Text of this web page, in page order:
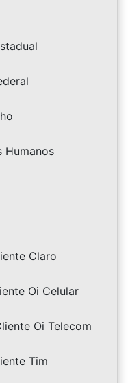
Humanos
Claro
Oi Celular
Oi Telecom
Tim